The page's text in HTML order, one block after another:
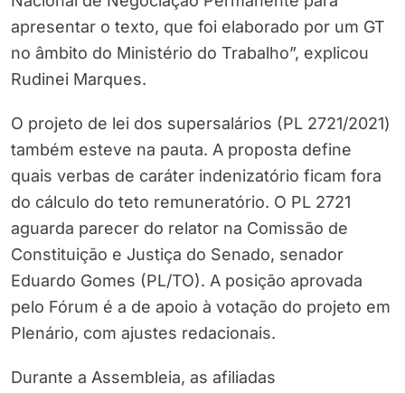
apresentar o texto, que foi elaborado por um GT
no âmbito do Ministério do Trabalho”, explicou
Rudinei Marques.
O projeto de lei dos supersalários (PL 2721/2021)
também esteve na pauta. A proposta define
quais verbas de caráter indenizatório ficam fora
do cálculo do teto remuneratório. O PL 2721
aguarda parecer do relator na Comissão de
Constituição e Justiça do Senado, senador
Eduardo Gomes (PL/TO). A posição aprovada
pelo Fórum é a de apoio à votação do projeto em
Plenário, com ajustes redacionais.
Durante a Assembleia, as afiliadas